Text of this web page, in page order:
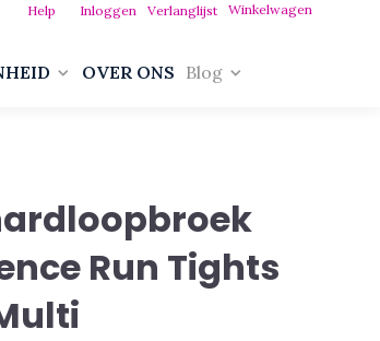
Help Inloggen Verlanglijst Winkelwagen
OVER ONS Blog
Run Tights